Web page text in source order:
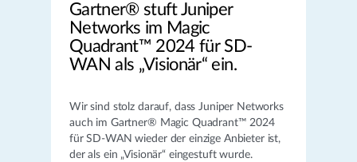
Gartner® stuft Juniper
Networks im Magic
Quadrant™ 2024 für SD-
WAN als „Visionär“ ein.
Wir sind stolz darauf, dass Juniper Networks
auch im Gartner® Magic Quadrant™ 2024
für SD-WAN wieder der einzige Anbieter ist,
der als ein „Visionär“ eingestuft wurde.